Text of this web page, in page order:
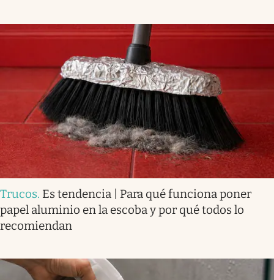
Trucos. Es tendencia | Para qué funciona poner
papel aluminio en la escoba y por qué todos lo
recomiendan